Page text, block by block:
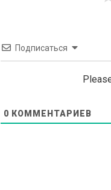
Подписаться
0 КОММЕНТАРИЕВ